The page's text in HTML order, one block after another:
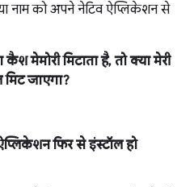
नाम को अपने नेटिव ऐप्लिकेशन से
मेमोरी मिटाता है, तो क्या मेरी
जाएगा?
फिर से इंस्टॉल हो